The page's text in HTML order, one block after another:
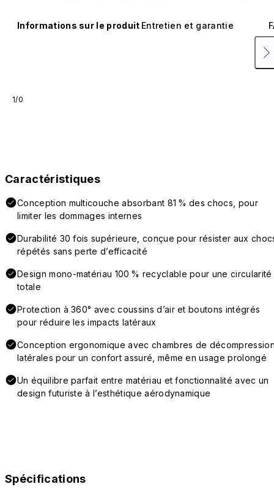
Informations sur le produit Entretien et garantie
1/0
Caractéristiques
Conception multicouche absorbant 81 % des chocs, pour
limiter les dommages internes
Durabilité 30 fois supérieure, conçue pour résister aux
répétés sans perte d’efficacité
Design mono-matériau 100 % recyclable pour une circularité
totale
Protection à 360° avec coussins d’air et boutons intégrés
pour réduire les impacts latéraux
Conception ergonomique avec chambres de
latérales pour un confort assuré, même en usage prolongé
Un équilibre parfait entre matériau et fonctionnalité avec un
design futuriste à l’esthétique aérodynamique
Spécifications